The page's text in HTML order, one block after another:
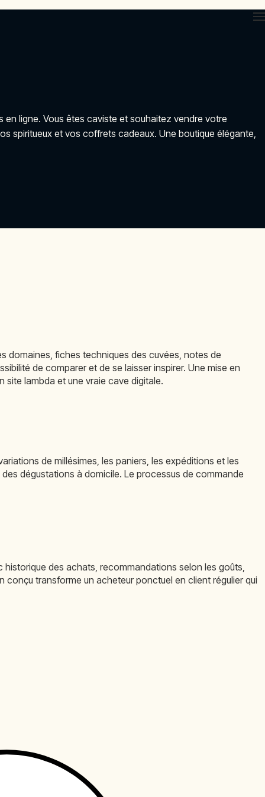
ligne. Vous êtes caviste et souhaitez vendre votre
spiritueux et vos coffrets cadeaux. Une boutique élégante,
domaines, fiches techniques des cuvées, notes de
de comparer et de se laisser inspirer. Une mise en
lambda et une vraie cave digitale.
de millésimes, les paniers, les expéditions et les
dégustations à domicile. Le processus de commande
des achats, recommandations selon les goûts,
transforme un acheteur ponctuel en client régulier qui